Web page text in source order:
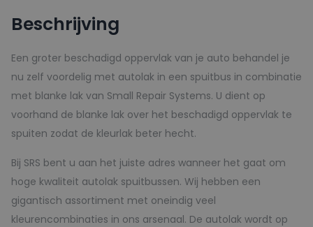
aantal
Beschrijving
Een groter beschadigd oppervlak van je auto behandel je
nu zelf voordelig met autolak in een spuitbus in combinatie
met blanke lak van Small Repair Systems. U dient op
voorhand de blanke lak over het beschadigd oppervlak te
spuiten zodat de kleurlak beter hecht.
Bij SRS bent u aan het juiste adres wanneer het gaat om
hoge kwaliteit autolak spuitbussen. Wij hebben een
gigantisch assortiment met oneindig veel
kleurencombinaties in ons arsenaal. De autolak wordt op